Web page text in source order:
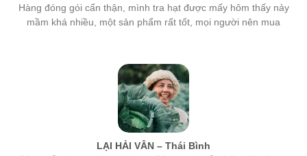
Hàng đóng gói cẩn thận, mình tra hạt được mấy hôm thấy nảy
mầm khá nhiều, một sản phẩm rất tốt, mọi người nên mua
LẠI HẢI VÂN – Thái Bình